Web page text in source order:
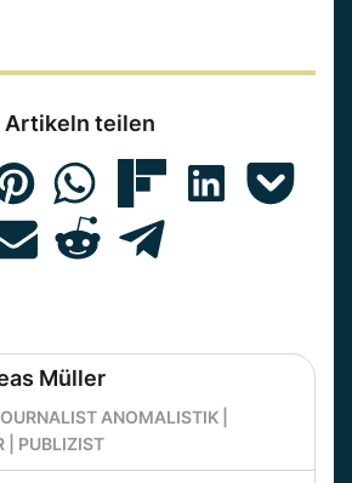
Artikeln teilen
Müller
ANOMALISTIK |
| PUBLIZIST